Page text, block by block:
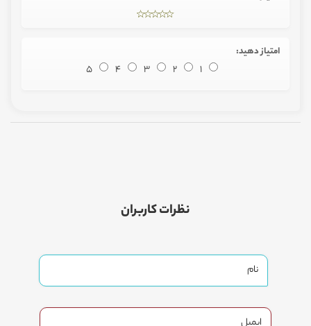
امتیاز دهید:
1
2
3
4
5
نظرات کاربران